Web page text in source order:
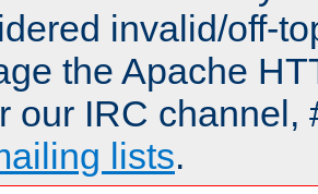
invalid/off-
the Apache
our IRC channel,
lists.